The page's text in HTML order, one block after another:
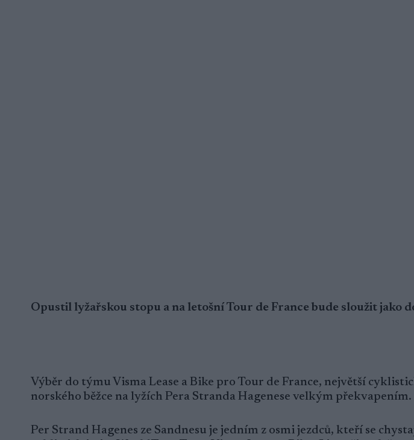
Opustil lyžařskou stopu a na letošní Tour de France bude sloužit jako
Výběr do týmu Visma Lease a Bike pro Tour de France, největší
norského běžce na lyžích Pera Stranda Hagenese velkým překvapením.
Per Strand Hagenes ze Sandnesu je jedním z osmi jezdců, kteří se